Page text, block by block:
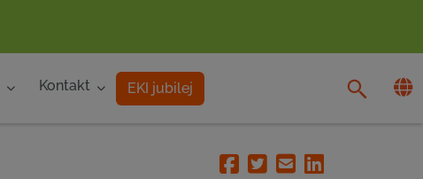
Kontakt EKI jubilej
Facebook
TwitterEmailLinkedin